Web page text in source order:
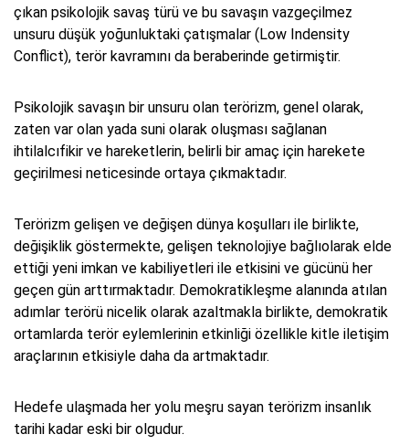
çıkan psikolojik savaş türü ve bu savaşın vazgeçilmez
unsuru düşük yoğunluktaki çatışmalar (Low Indensity
Conflict), terör kavramını da beraberinde getirmiştir.
Psikolojik savaşın bir unsuru olan terörizm, genel olarak,
zaten var olan yada suni olarak oluşması sağlanan
ihtilalcıfikir ve hareketlerin, belirli bir amaç için harekete
geçirilmesi neticesinde ortaya çıkmaktadır.
Terörizm gelişen ve değişen dünya koşulları ile birlikte,
değişiklik göstermekte, gelişen teknolojiye bağlıolarak elde
ettiği yeni imkan ve kabiliyetleri ile etkisini ve gücünü her
geçen gün arttırmaktadır. Demokratikleşme alanında atılan
adımlar terörü nicelik olarak azaltmakla birlikte, demokratik
ortamlarda terör eylemlerinin etkinliği özellikle kitle iletişim
araçlarının etkisiyle daha da artmaktadır.
Hedefe ulaşmada her yolu meşru sayan terörizm insanlık
tarihi kadar eski bir olgudur.